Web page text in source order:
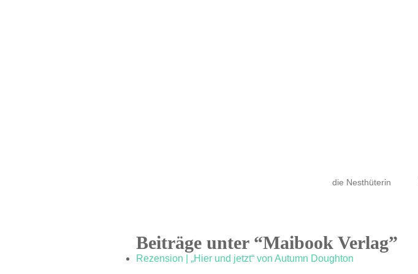
die Nesthüterin
Beiträge unter “Maibook Verlag”
Rezension | „Hier und jetzt“ von Autumn Doughton